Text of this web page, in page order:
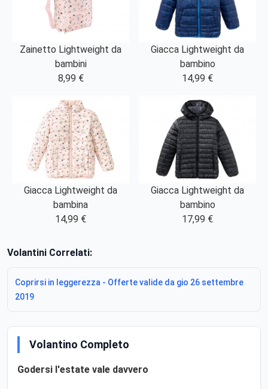
Zainetto Lightweight da
bambini
8,99 €
Giacca Lightweight da
bambino
14,99 €
Giacca Lightweight da
bambina
14,99 €
Giacca Lightweight da
bambino
17,99 €
Volantini Correlati:
Coprirsi in leggerezza - Offerte valide da gio 26 settembre
2019
Volantino Completo
Godersi l'estate vale davvero